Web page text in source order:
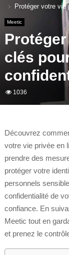
Protéger votre
Meetic
clés
1036
Découvrez
votre vie privée en
prendre des
protéger votre
personnels
confidentialité de
confiance. En
Meetic tout en
et prenez le